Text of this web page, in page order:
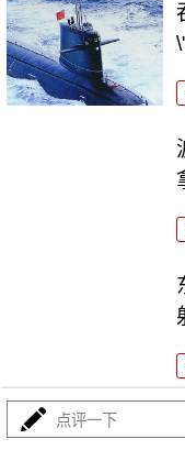
海锁波斯还不够
点评一下